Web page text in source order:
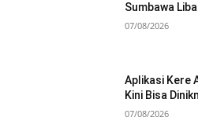
Sumbawa
07/08/2026
Aplikasi Kere
Kini Bisa
07/08/2026